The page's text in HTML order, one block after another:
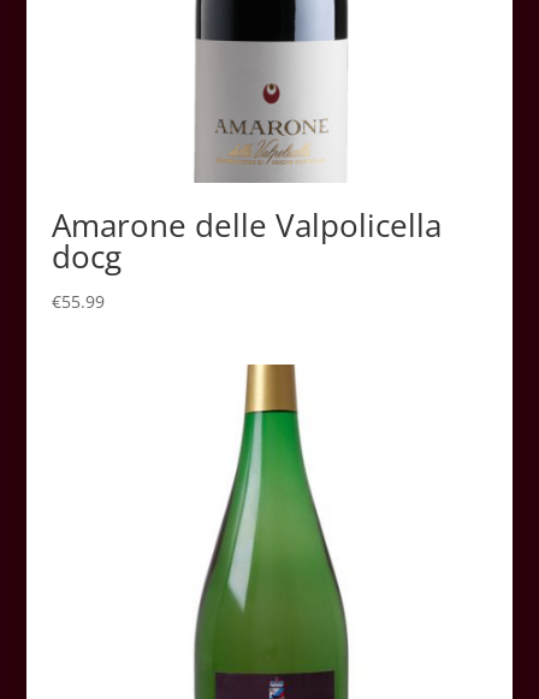
Amarone delle Valpolicella
docg
€55.99